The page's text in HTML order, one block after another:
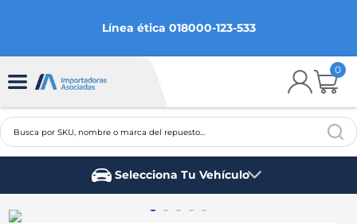
Línea ética 018000-123-533
0
Busca por SKU, nombre o marca del repuesto...
Selecciona Tu Vehículo
2